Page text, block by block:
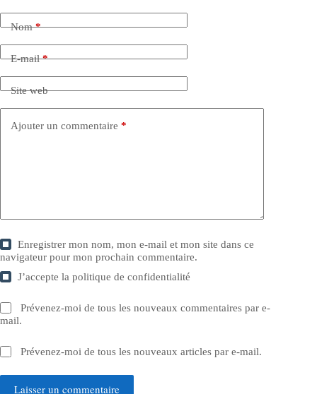
Nom*
E-mail*
Site web
Ajouter un commentaire *
Enregistrer mon nom, mon e-mail et mon site dans ce
navigateur pour mon prochain commentaire.
J’accepte lapolitique de confidentialité
Prévenez-moi de tous les nouveaux commentaires par e-
mail.
Prévenez-moi de tous les nouveaux articles par e-mail.
Laisser un commentaire